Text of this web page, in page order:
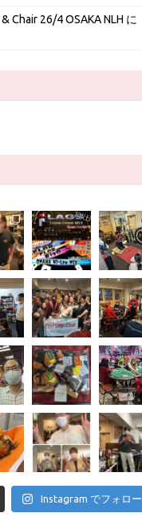
Chair 26/4 OSAKA NLH に
Instagram でフォロー